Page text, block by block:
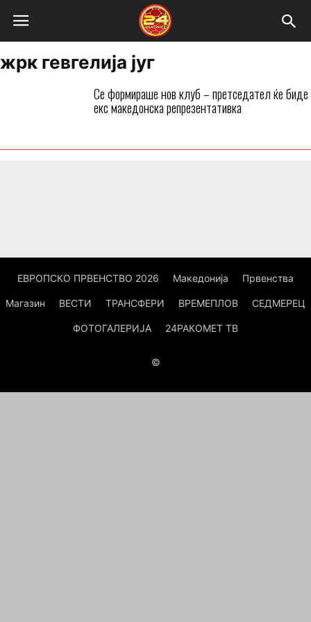
жрк гевгелија југ
Се формираше нов клуб – претседател ќе биде
екс македонска репрезентативка
ЕВРОПСКО ПРВЕНСТВО 2026 Македонија Првенства
Магазин ВЕСТИ ТРАНСФЕРИ ВРЕМЕПЛОВ СЕДМЕРЕЦ
ФОТОГАЛЕРИЈА 24РАКОМЕТ ТВ
©